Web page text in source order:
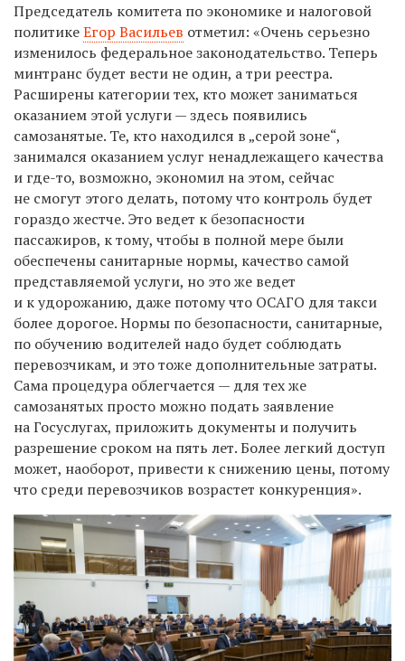
Председатель комитета по экономике и налоговой
политикеЕгор Васильев отметил: «Очень серьезно
изменилось федеральное законодательство. Теперь
минтранс будет вести не один, а три реестра.
Расширены категории тех, кто может заниматься
оказанием этой услуги — здесь появились
самозанятые. Те, кто находился в „серой зоне“,
занимался оказанием услуг ненадлежащего качества
и где-то, возможно, экономил на этом, сейчас
не смогут этого делать, потому что контроль будет
гораздо жестче. Это ведет к безопасности
пассажиров, к тому, чтобы в полной мере были
обеспечены санитарные нормы, качество самой
представляемой услуги, но это же ведет
и к удорожанию, даже потому что ОСАГО для такси
более дорогое. Нормы по безопасности, санитарные,
по обучению водителей надо будет соблюдать
перевозчикам, и это тоже дополнительные затраты.
Сама процедура облегчается — для тех же
самозанятых просто можно подать заявление
на Госуслугах, приложить документы и получить
разрешение сроком на пять лет. Более легкий доступ
может, наоборот, привести к снижению цены, потому
что среди перевозчиков возрастет конкуренция».